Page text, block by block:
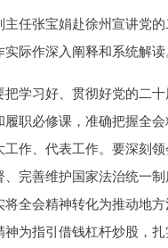
任张宝娟赴徐州宣讲党的
际作深入阐释和系统解读
学习好、贯彻好党的二十
职必修课，准确把握全会
作、代表工作。要深刻
完善维护国家法治统一
全会精神转化为推动地
为指引借钱杠杆炒股，